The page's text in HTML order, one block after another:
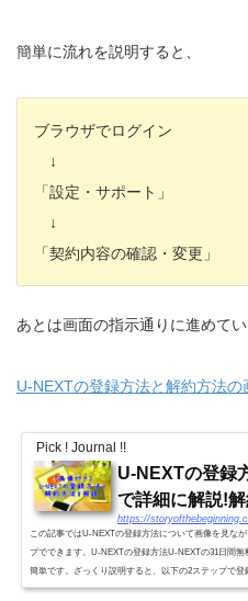
簡単に流れを説明すると、
ブラウザでログイン
↓
「設定・サポート」
↓
「契約内容の確認・変更」
あとは画面の指示通りに進めてい
U-NEXTの登録方法と解約方法の
Pick ! Journal !!
U-NEXTの登録
で詳細に解説!
https://
この記事ではU-NEXTの登録方法について画像を見な
プでできます。U-NEXTの登録方法U-NEXTの31日間
簡単です。ざっくり説明すると、以下の2ステップで登